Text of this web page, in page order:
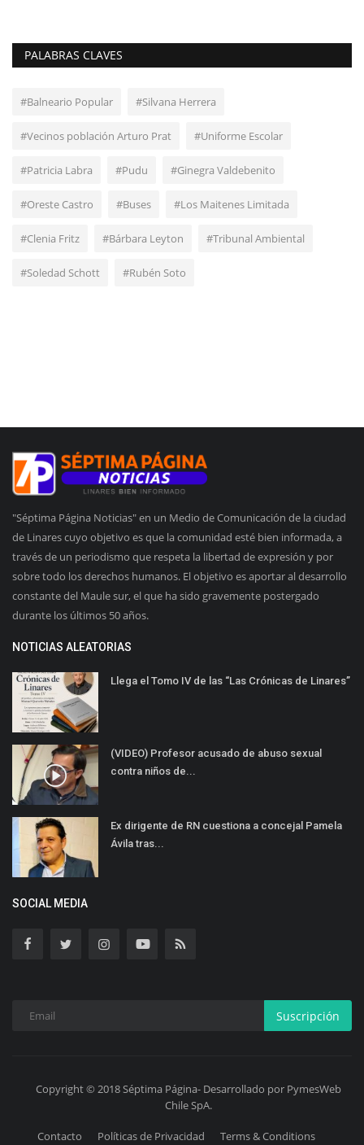
PALABRAS CLAVES
#Balneario Popular #Silvana Herrera
#Vecinos población Arturo Prat #Uniforme Escolar
#Patricia Labra #Pudu #Ginegra Valdebenito
#Oreste Castro #Buses #Los Maitenes Limitada
#Clenia Fritz #Bárbara Leyton #Tribunal Ambiental
#Soledad Schott #Rubén Soto
"Séptima Página Noticias" en un Medio de Comunicación de la ciudad
de Linares cuyo objetivo es que la comunidad esté bien informada, a
través de un periodismo que respeta la libertad de expresión y por
sobre todo los derechos humanos. El objetivo es aportar al desarrollo
constante del Maule sur, el que ha sido gravemente postergado
durante los últimos 50 años.
NOTICIAS ALEATORIAS
Llega el Tomo IV de las “Las Crónicas de Linares”
(VIDEO) Profesor acusado de abuso sexual
contra niños de...
Ex dirigente de RN cuestiona a concejal Pamela
Ávila tras...
SOCIAL MEDIA
Suscripción
Copyright © 2018 Séptima Página- Desarrollado por PymesWeb
Chile SpA.
Contacto Políticas de Privacidad Terms & Conditions